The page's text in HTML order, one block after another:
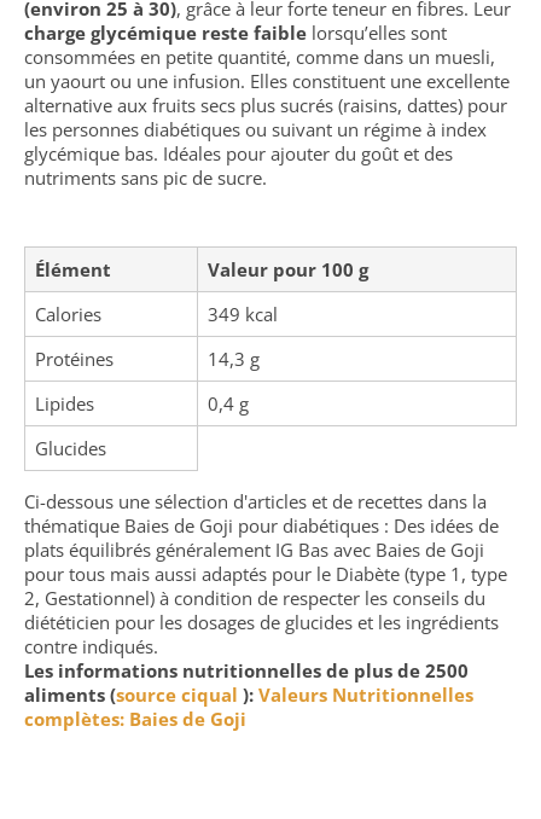
(environ 25 à 30), grâce à leur forte teneur en fibres. Leur
charge glycémique reste faible lorsqu’elles sont
consommées en petite quantité, comme dans un muesli,
un yaourt ou une infusion. Elles constituent une excellente
alternative aux fruits secs plus sucrés (raisins, dattes) pour
les personnes diabétiques ou suivant un régime à index
glycémique bas. Idéales pour ajouter du goût et des
nutriments sans pic de sucre.
Élément
Valeur pour 100 g
Calories
349 kcal
Protéines
14,3 g
Lipides
0,4 g
Glucides
Ci-dessous une sélection d'articles et de recettes dans la
thématique Baies de Goji pour diabétiques : Des idées de
plats équilibrés généralement IG Bas avec Baies de Goji
pour tous mais aussi adaptés pour le Diabète (type 1, type
2, Gestationnel) à condition de respecter les conseils du
diététicien pour les dosages de glucides et les ingrédients
contre indiqués.
Les informations nutritionnelles de plus de 2500
aliments (source ciqual ): Valeurs Nutritionnelles
complètes: Baies de Goji